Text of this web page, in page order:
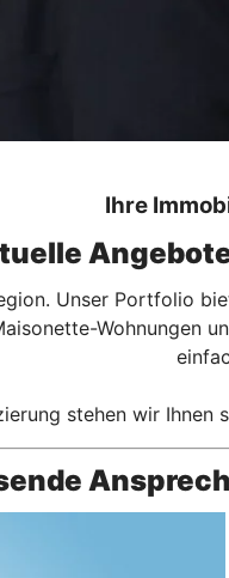
Ihre
Unser Portfolio
Wohnungen
stehen wir Ihnen